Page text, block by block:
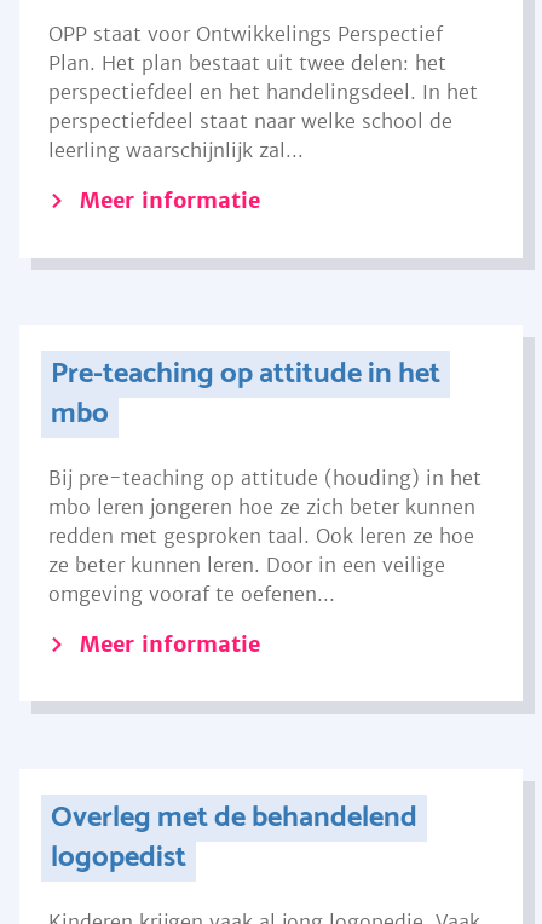
OPP staat voor Ontwikkelings Perspectief
Plan. Het plan bestaat uit twee delen: het
perspectiefdeel en het handelingsdeel. In het
perspectiefdeel staat naar welke school de
leerling waarschijnlijk zal...
Meer informatie
Pre-teaching op attitude in het
mbo
Bij pre-teaching op attitude (houding) in het
mbo leren jongeren hoe ze zich beter kunnen
redden met gesproken taal. Ook leren ze hoe
ze beter kunnen leren. Door in een veilige
omgeving vooraf te oefenen...
Meer informatie
Overleg met de behandelend
logopedist